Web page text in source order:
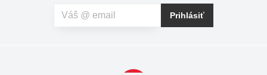
vás okrem hmyzu trápia aj peľové alergie, môžete zvoliť
špeciálnu sieť proti peľu, ktorá pomáha obmedziť
Prihlásiť